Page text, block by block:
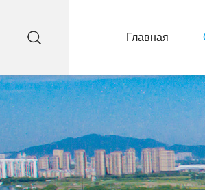
Главная